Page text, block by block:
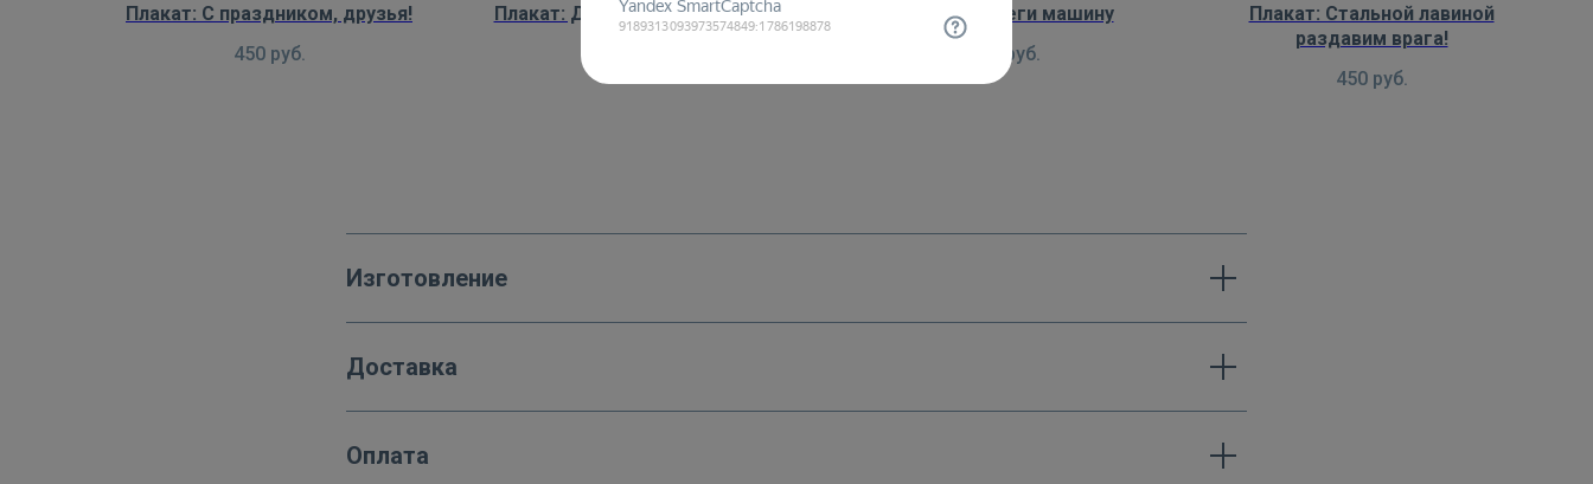
Плакат: С праздником, друзья!
450 руб.
Плакат: Духи и одеколон Маки
Плакат: Береги машину
руб.
Плакат: Стальной лавиной
раздавим врага!
450 руб.
Изготовление
Доставка
Оплата